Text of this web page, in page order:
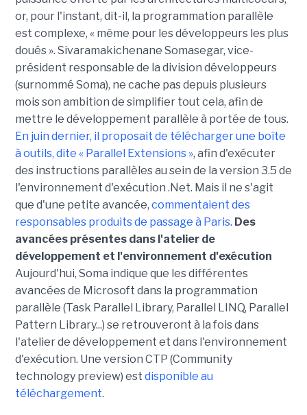
or, pour l'instant, dit-il, la programmation parallèle
est complexe, « même pour les développeurs les plus
doués ». Sivaramakichenane Somasegar, vice-
président responsable de la division développeurs
(surnommé Soma), ne cache pas depuis plusieurs
mois son ambition de simplifier tout cela, afin de
mettre le développement parallèle à portée de tous.
En juin dernier, il proposait de télécharger une boîte
à outils, dite « Parallel Extensions », afin d'exécuter
des instructions parallèles au sein de la version 3.5 de
l'environnement d'exécution .Net. Mais il ne s'agit
que d'une petite avancée, commentaient des
responsables produits de passage à Paris. Des
avancées présentes dans l'atelier de
développement et l'environnement d'exécution
Aujourd'hui, Soma indique que les différentes
avancées de Microsoft dans la programmation
parallèle (Task Parallel Library, Parallel LINQ, Parallel
Pattern Library...) se retrouveront à la fois dans
l'atelier de développement et dans l'environnement
d'exécution. Une version CTP (Community
technology preview) est disponible au
téléchargement.